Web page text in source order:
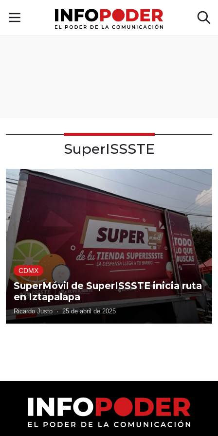
SuperISSSTE
CDMX
SuperMóvil de SuperISSSTE inicia ruta
en Iztapalapa
Ricardo Justo· 25 de abril de 2025